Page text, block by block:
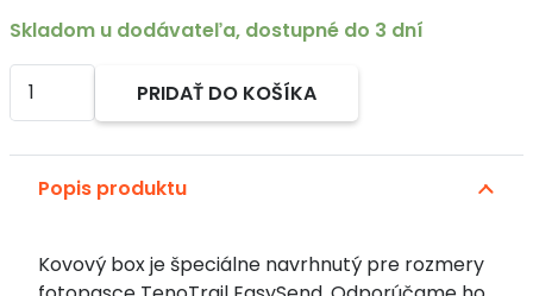
Skladom u dodávateľa, dostupné do 3 dní
množstvo
Kovový
pre
fotopascu
PRIDAŤ DO KOŠÍKA
Alternative:
Popis produktu
Kovový box je špeciálne navrhnutý pre rozmery